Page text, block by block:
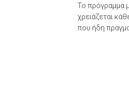
Το πρόγραμμα
χρειάζεται
που ήδη